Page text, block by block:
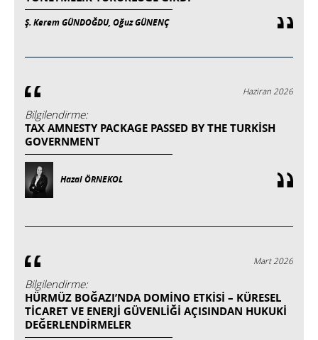
Ş. Kerem GÜNDOĞDU, Oğuz GÜNENÇ
Haziran 2026
Bilgilendirme:
TAX AMNESTY PACKAGE PASSED BY THE TURKISH
GOVERNMENT
Hazal ÖRNEKOL
Mart 2026
Bilgilendirme:
HÜRMÜZ BOĞAZI’NDA DOMINO ETKISI – KÜRESEL
TICARET VE ENERJI GÜVENLIĞI AÇISINDAN HUKUKI
DEĞERLENDIRMELER